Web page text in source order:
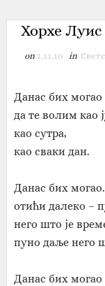
Хорхе
on 1.11.10 in
Данас бих могао
да те волим као
као сутра,
као сваки дан.
Данас бих
отићи далеко –
него што је
пуно даље него
Данас бих могао